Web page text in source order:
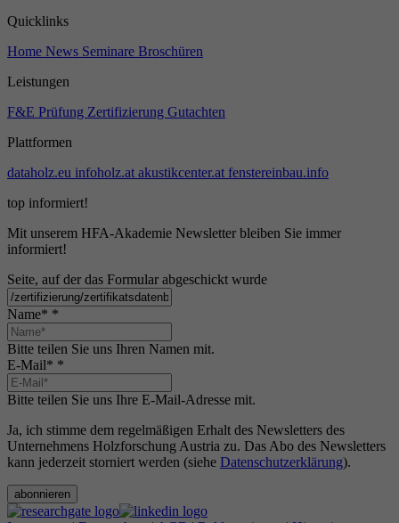
Quicklinks
Home News Seminare Broschüren
Leistungen
F&E Prüfung Zertifizierung Gutachten
Plattformen
dataholz.eu infoholz.at akustikcenter.at fenstereinbau.info
top informiert!
Mit unserem HFA-Akademie Newsletter bleiben Sie immer
informiert!
Seite, auf der das Formular abgeschickt wurde
Name* *
Bitte teilen Sie uns Ihren Namen mit.
E-Mail* *
Bitte teilen Sie uns Ihre E-Mail-Adresse mit.
Ja, ich stimme dem regelmäßigen Erhalt des Newsletters des
Unternehmens Holzforschung Austria zu. Das Abo des Newsletters
kann jederzeit storniert werden (siehe Datenschutzerklärung).
abonnieren